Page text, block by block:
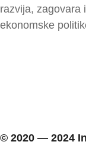
razvija, zagovara
ekonomske
© 2020 ― 2024